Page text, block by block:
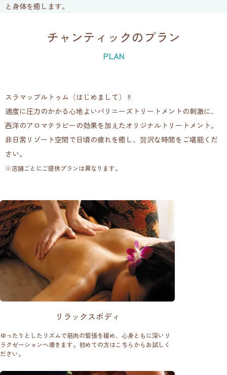
と身体を癒します。
チャンティックのプラン
PLAN
スラマッブルトゥム（はじめまして） !!
適度に圧力のかかる心地よいバリニーズトリートメントの刺激に、
西洋のアロマテラピーの効果を加えたオリジナルトリートメント。
非日常リゾート空間で日頃の疲れを癒し、贅沢な時間をご堪能くだ
さい。
※店舗ごとにご提供プランは異なります。
リラックスボディ
ゆったりとしたリズムで筋肉の緊張を緩め、心身ともに深いリ
ラクゼーションへ導きます。初めての方はこちらからお試しく
ださい。